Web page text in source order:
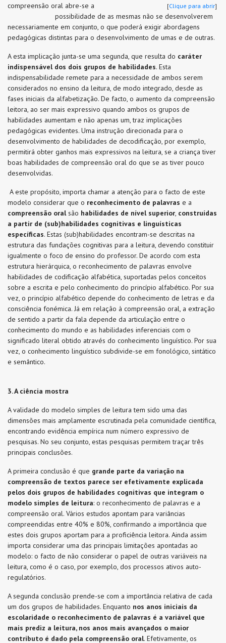
compreensão oral abre-se a
[Clique para abrir]
possibilidade de as mesmas não se desenvolverem
necessariamente em conjunto, o que poderá exigir abordagens
pedagógicas distintas para o desenvolvimento de umas e de outras.
A esta implicação junta-se uma segunda, que resulta do caráter
indispensável dos dois grupos de habilidades. Esta
indispensabilidade remete para a necessidade de ambos serem
considerados no ensino da leitura, de modo integrado, desde as
fases iniciais da alfabetização. De facto, o aumento da compreensão
leitora, ao ser mais expressivo quando ambos os grupos de
habilidades aumentam e não apenas um, traz implicações
pedagógicas evidentes. Uma instrução direcionada para o
desenvolvimento de habilidades de decodificação, por exemplo,
permitirá obter ganhos mais expressivos na leitura, se a criança tiver
boas habilidades de compreensão oral do que se as tiver pouco
desenvolvidas.
A este propósito, importa chamar a atenção para o facto de este
modelo considerar que o reconhecimento de palavras e a
compreensão oralsão habilidades de nível superior, construídas
a partir de (sub)habilidades cognitivas e linguísticas
específicas. Estas (sub)habilidades encontram-se descritas na
estrutura das fundações cognitivas para a leitura, devendo constituir
igualmente o foco de ensino do professor. De acordo com esta
estrutura hierárquica, o reconhecimento de palavras envolve
habilidades de codificação alfabética, suportadas pelos conceitos
sobre a escrita e pelo conhecimento do princípio alfabético. Por sua
vez, o princípio alfabético depende do conhecimento de letras e da
consciência fonémica. Já em relação à compreensão oral, a extração
de sentido a partir da fala depende da articulação entre o
conhecimento do mundo e as habilidades inferenciais com o
significado literal obtido através do conhecimento linguístico. Por sua
vez, o conhecimento linguístico subdivide-se em fonológico, sintático
e semântico.
3. A ciência mostra
A validade do modelo simples de leitura tem sido uma das
dimensões mais amplamente escrutinada pela comunidade científica,
encontrando evidência empírica num número expressivo de
pesquisas. No seu conjunto, estas pesquisas permitem traçar três
principais conclusões.
A primeira conclusão é que grande parte da variação na
compreensão de textos parece ser efetivamente explicada
pelos dois grupos de habilidades cognitivas que integram o
modelo simples de leitura: o reconhecimento de palavras e a
compreensão oral. Vários estudos apontam para variâncias
compreendidas entre 40% e 80%, confirmando a importância que
estes dois grupos aportam para a proficiência leitora. Ainda assim
importa considerar uma das principais limitações apontadas ao
modelo: o facto de não considerar o papel de outras variáveis na
leitura, como é o caso, por exemplo, dos processos ativos auto-
regulatórios.
A segunda conclusão prende-se com a importância relativa de cada
um dos grupos de habilidades. Enquanto nos anos iniciais da
escolaridade o reconhecimento de palavras é a variável que
mais prediz a leitura, nos anos mais avançados o maior
contributo é dado pela compreensão oral. Efetivamente, os